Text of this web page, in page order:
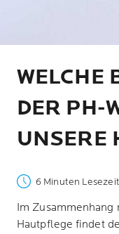
WELCHE
DER PH-
UNSERE
6 Minuten Lesezeit
Im Zusammenhang
Hautpflege findet